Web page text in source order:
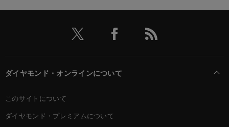
ダイヤモンド・オンラインについて
このサイトについて
ダイヤモンド・プレミアムについて